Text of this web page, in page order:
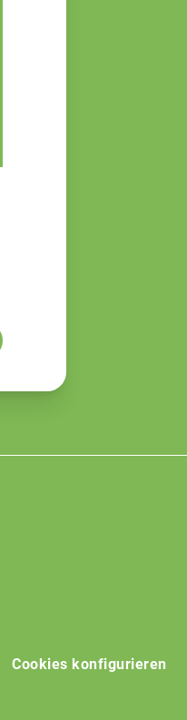
Cookies konfigurieren